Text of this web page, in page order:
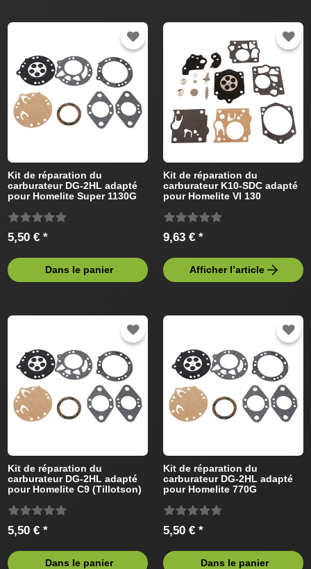
Kit de réparation du
carburateur DG-2HL adapté
pour Homelite Super 1130G
Tronçonneus
5,50 € *
Dans le panier
Kit de réparation du
carburateur K10-SDC adapté
pour Homelite VI 130
9,63 € *
Afficher l’article
Kit de réparation du
carburateur DG-2HL adapté
pour Homelite C9 (Tillotson)
5,50 € *
Dans le panier
Kit de réparation du
carburateur DG-2HL adapté
pour Homelite 770G
5,50 € *
Dans le panier